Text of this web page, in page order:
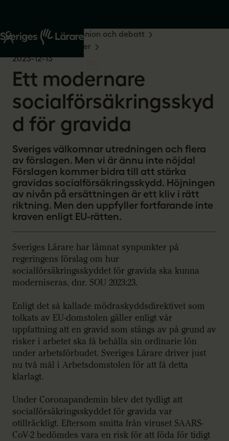
Start Om oss
Opinion och debatt
Remissvar och skrivelser
2023-12-13
Ett modernare
socialförsäkringsskyd
d för gravida
Sveriges välkomnar utredningen och flera
av förslagen. Men vi är ännu inte nöjda!
Förslagen kommer bidra till att stärka
gravidas socialförsäkringsskydd. Höjningen
av nivån på ersättningen är ett kliv i rätt
riktning. Men den uppfyller fortfarande inte
kraven enligt EU-rätten.
Sveriges Lärare har lämnat synpunkter på
regeringens förslag om hur
socialförsäkringsskyddet för gravida ska kunna
moderniseras, dnr. SOU 2023:23.
Enligt det så kallade mödraskyddsdirektivet som
tolkats av EU-domstolen gäller enligt vår
uppfattning att en gravid som stängs av på grund av
risker i arbetet ska få behålla sin ordinarie lön
under arbetsförbudet. Sveriges Lärare driver just
nu två mål i Arbetsdomstolen för att få detta
klarlagt.
Under Coronapandemin blev det tydligt att
socialförsäkringsskyddet för gravida var
otillräckligt. Eftersom smitta från viruset SAARS-
CoV-2 bedömdes vara en risk för att föda för tidigt